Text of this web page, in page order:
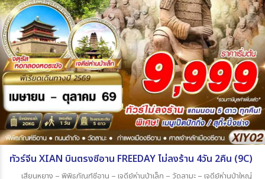
ทัวร์จีน XIAN บินตรงซีอาน FREEDAY ไม่ลงร้าน 4วัน 2คืน (9C)
เสียนหยาง – พิพิธภัณฑ์ซีอาน – เจดีย์ห่านป่าเล็ก – วัดลามะ – เจดีย์ห่านป่าใหญ่